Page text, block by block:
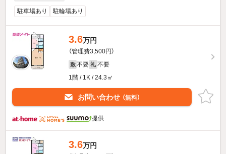
駐車場あり 駐輪場あり
3.6万円
（管理費3,500円）
敷 不要 礼 不要
1階 / 1K / 24.3㎡
お問い合わせ （無料）
提供
3.6万円